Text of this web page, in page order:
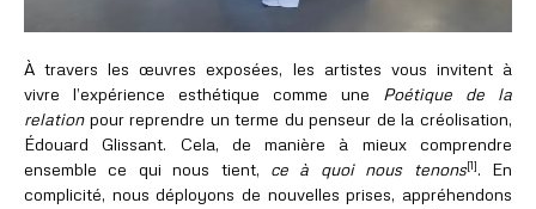
À travers les œuvres exposées, les artistes vous invitent à
vivre l’expérience esthétique comme une Poétique de la
relation pour reprendre un terme du penseur de la créolisation,
Édouard Glissant. Cela, de manière à mieux comprendre
ensemble ce qui nous tient, ce à quoi nous tenons[1]. En
complicité, nous déployons de nouvelles prises, appréhendons